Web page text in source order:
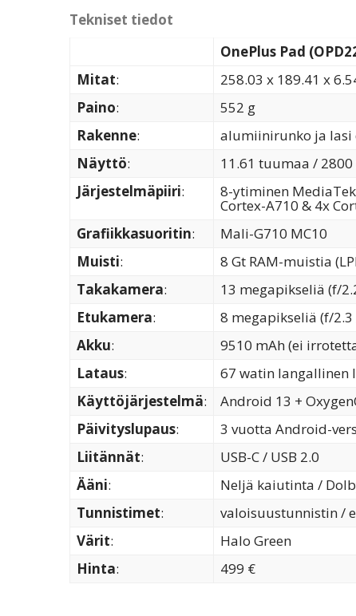
Tekniset tiedot
OnePlus Pad
Mitat:
258.03 x 189.41 x
Paino:
552 g
Rakenne:
alumiinirunko ja lasi
Näyttö:
11.61 tuumaa / 2800
Järjestelmäpiiri: 8-ytiminen MediaTek
Cortex-A710 & 4x
Grafiikkasuoritin:
Mali-G710 MC10
Muisti:
8 Gt RAM-muistia
Takakamera:
13 megapikseliä (f/
Etukamera:
8 megapikseliä (f/
Akku:
9510 mAh (ei
Lataus:
67 watin langallinen
Käyttöjärjestelmä:
Android 13 +
Päivityslupaus:
3 vuotta Android-
Liitännät:
USB-C / USB 2.0
Ääni:
Neljä kaiutinta /
Tunnistimet:
valoisuustunnistin /
Värit:
Halo Green
Hinta: 499 €